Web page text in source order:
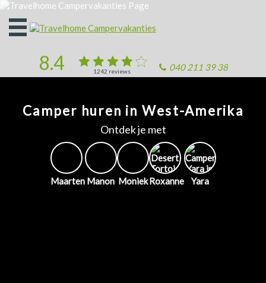
Open
het
040 211 39 38
1242 reviews
8.4
Camper huren in West-Amerika
Ontdek je met
Maarten Manon MoniekRoxanne Yara